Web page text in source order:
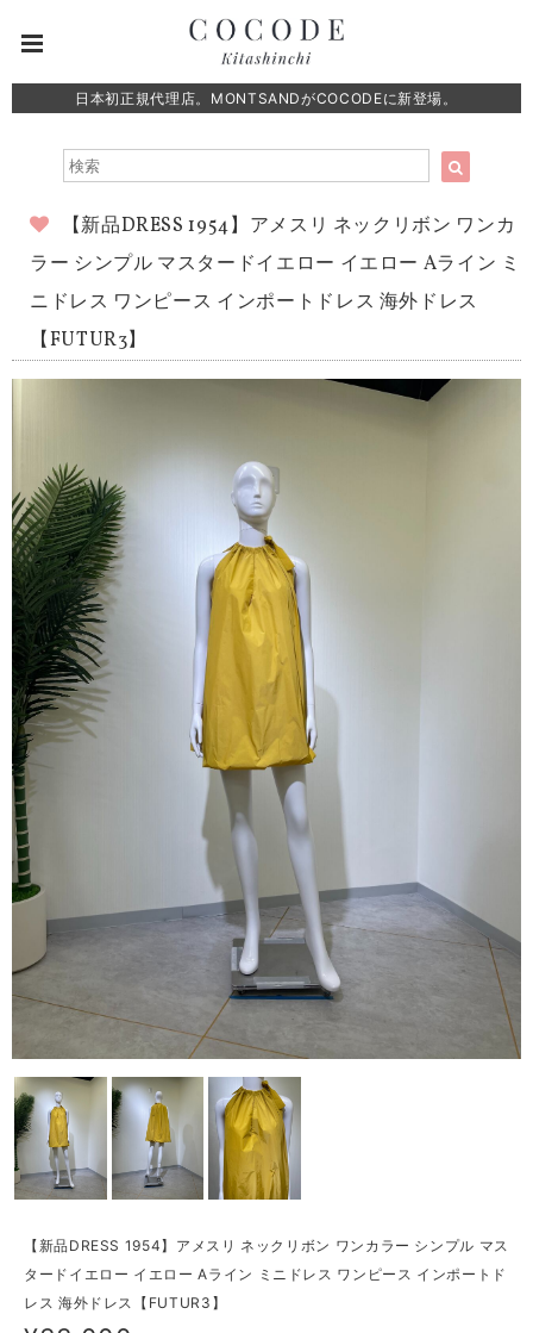
日本初正規代理店。MONTSANDがCOCODEに新登場。
【新品DRESS 1954】アメスリ ネックリボン ワンカ
ラー シンプル マスタードイエロー イエロー Aライン ミ
ニドレス ワンピース インポートドレス 海外ドレス
【FUTUR3】
【新品DRESS 1954】アメスリ ネックリボン ワンカラー シンプル マス
タードイエロー イエロー Aライン ミニドレス ワンピース インポートド
レス 海外ドレス【FUTUR3】